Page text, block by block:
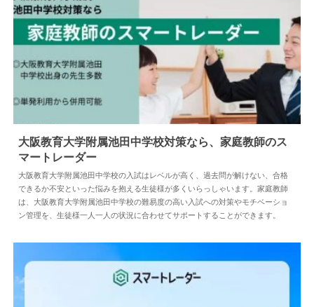
中学情報 2025.02.14
大阪教育大学附属池田中学校対策なら、家庭教師のス
マートレーダー
大阪教育大学附属池田中学校の入試はレベルが高く、過去問が解けない、合格
できるか不安といった悩みを抱える生徒様が多くいらっしゃいます。家庭教師
は、大阪教育大学附属池田中学校の難易度の高い入試への対策やモチベーショ
ン管理を、生徒様一人一人の状況に合わせてサポートすることができます。